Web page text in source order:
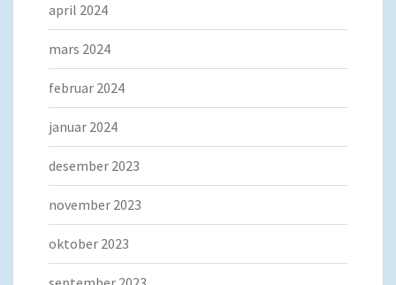
april 2024
mars 2024
februar 2024
januar 2024
desember 2023
november 2023
oktober 2023